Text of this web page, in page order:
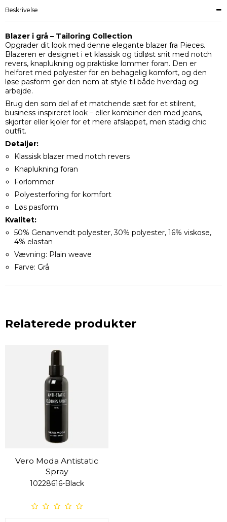
Beskrivelse
Blazer i grå – Tailoring Collection
Opgrader dit look med denne elegante blazer fra Pieces.
Blazeren er designet i et klassisk og tidløst snit med notch
revers, knaplukning og praktiske lommer foran. Den er
helforet med polyester for en behagelig komfort, og den
løse pasform gør den nem at style til både hverdag og
arbejde.
Brug den som del af et matchende sæt for et stilrent,
business-inspireret look – eller kombiner den med jeans,
skjorter eller kjoler for et mere afslappet, men stadig chic
outfit.
Detaljer:
Klassisk blazer med notch revers
Knaplukning foran
Forlommer
Polyesterforing for komfort
Løs pasform
Kvalitet:
50% Genanvendt polyester, 30% polyester, 16% viskose,
4% elastan
Vævning: Plain weave
Farve: Grå
Relaterede produkter
Vero Moda Antistatic
Spray
10228616-Black